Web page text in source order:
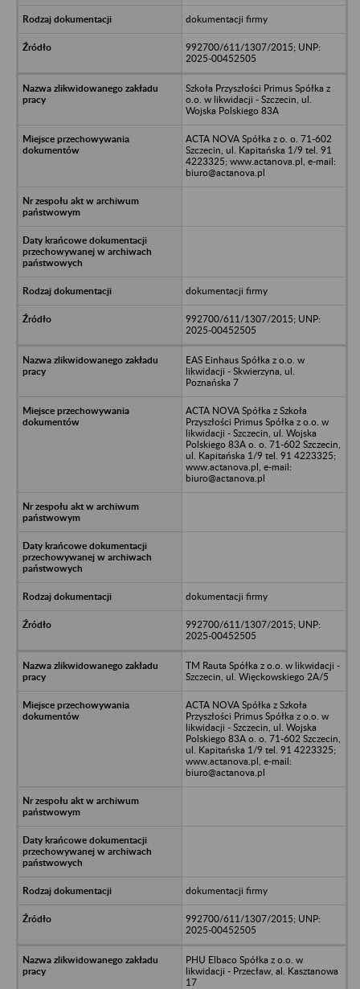
dokumentacji firmy
992700/611/1307/2015; UNP:
2025-00452505
Szkoła Przyszłości Primus Spółka z
o.o. w likwidacji - Szczecin, ul.
Wojska Polskiego 83A
ACTA NOVA Spółka z o. o. 71-602
Szczecin, ul. Kapitańska 1/9 tel. 91
4223325; www.actanova.pl, e-mail:
biuro@actanova.pl
dokumentacji firmy
992700/611/1307/2015; UNP:
2025-00452505
EAS Einhaus Spółka z o.o. w
likwidacji - Skwierzyna, ul.
Poznańska 7
ACTA NOVA Spółka z Szkoła
Przyszłości Primus Spółka z o.o. w
likwidacji - Szczecin, ul. Wojska
Polskiego 83A o. o. 71-602 Szczecin,
ul. Kapitańska 1/9 tel. 91 4223325;
www.actanova.pl, e-mail:
biuro@actanova.pl
dokumentacji firmy
992700/611/1307/2015; UNP:
2025-00452505
TM Rauta Spółka z o.o. w likwidacji -
Szczecin, ul. Więckowskiego 2A/5
ACTA NOVA Spółka z Szkoła
Przyszłości Primus Spółka z o.o. w
likwidacji - Szczecin, ul. Wojska
Polskiego 83A o. o. 71-602 Szczecin,
ul. Kapitańska 1/9 tel. 91 4223325;
www.actanova.pl, e-mail:
biuro@actanova.pl
dokumentacji firmy
992700/611/1307/2015; UNP:
2025-00452505
PHU Elbaco Spółka z o.o. w
likwidacji - Przecław, al. Kasztanowa
17